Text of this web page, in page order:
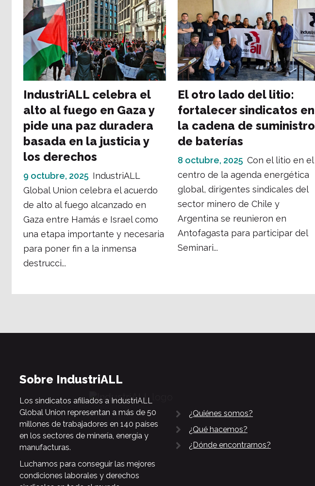
IndustriALL celebra el
alto al fuego en Gaza y
pide una paz duradera
basada en la justicia y
los derechos
9 octubre, 2025 IndustriALL
Global Union celebra el acuerdo
de alto al fuego alcanzado en
Gaza entre Hamás e Israel como
una etapa importante y necesaria
para poner fin a la inmensa
destrucci...
El otro lado del litio:
fortalecer sindicatos en
la cadena de suministro
de baterías
8 octubre, 2025 Con el litio en el
centro de la agenda energética
global, dirigentes sindicales del
sector minero de Chile y
Argentina se reunieron en
Antofagasta para participar del
Seminari...
Sobre IndustriALL
Los sindicatos afiliados a IndustriALL
Global Union representan a más de 50
millones de trabajadores en 140 países
en los sectores de minería, energía y
manufacturas.
Luchamos para conseguir las mejores
condiciones laborales y derechos
¿Quiénes somos?
¿Qué hacemos?
¿Dónde encontrarnos?